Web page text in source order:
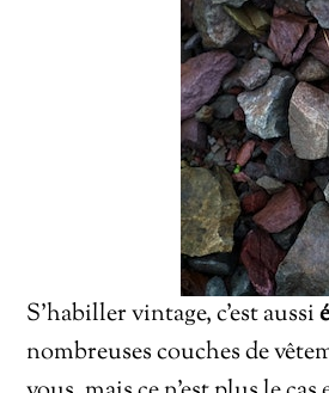
S’habiller vintage, c’est aussi
nombreuses couches de